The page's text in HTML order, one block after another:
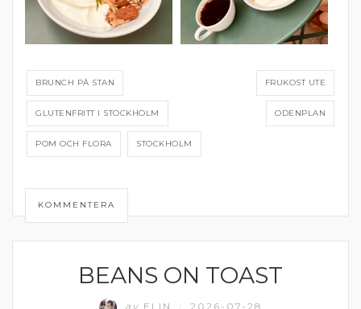
BRUNCH PÅ STAN FRUKOST UTE
GLUTENFRITT I STOCKHOLM ODENPLAN
POM OCH FLORA STOCKHOLM
KOMMENTERA
FRUKOST OCH MELLANMÅL
BEANS ON TOAST
av ELIN 2026-07-28